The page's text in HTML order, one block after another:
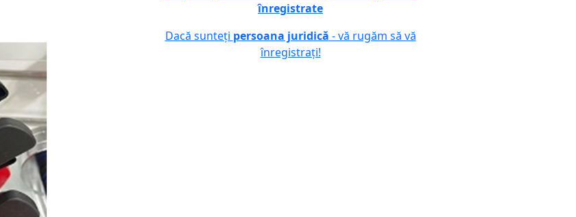
înregistrate
Dacă sunteți persoana juridică - vă rugăm să vă
înregistrați!